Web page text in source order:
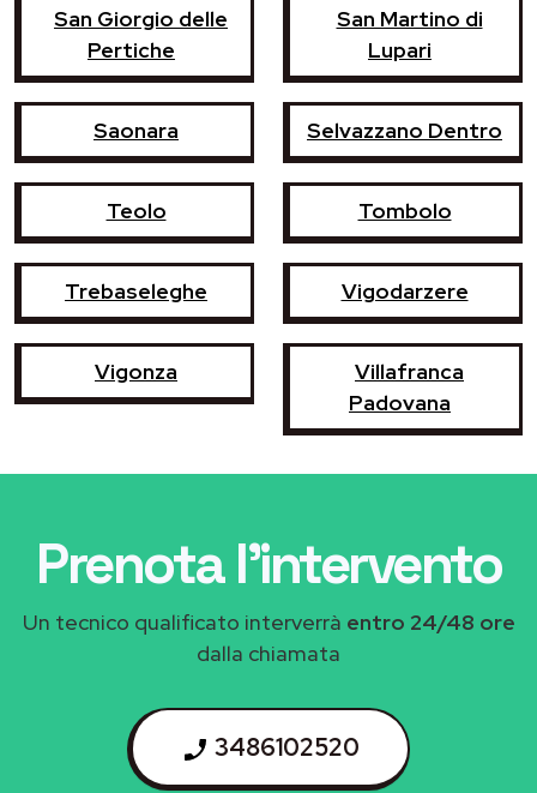
San Giorgio delle
Pertiche
San Martino di
Lupari
Saonara Selvazzano Dentro
Teolo Tombolo
Trebaseleghe Vigodarzere
Vigonza
Villafranca
Padovana
Prenota l'intervento
Un tecnico qualificato interverrà entro 24/48 ore
dalla chiamata
3486102520